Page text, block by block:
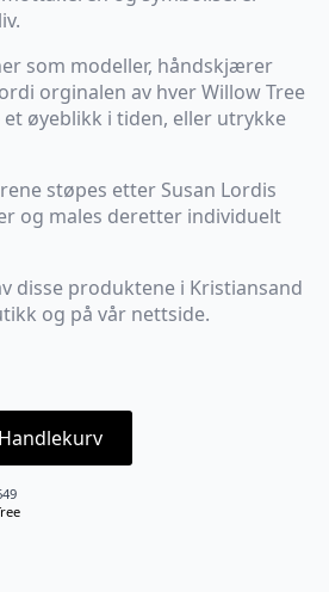
som modeller, håndskjærer
orginalen av hver Willow Tree
øyeblikk i tiden, eller utrykke
støpes etter Susan Lordis
og males deretter individuelt
disse produktene i Kristiansand
og på vår nettside.